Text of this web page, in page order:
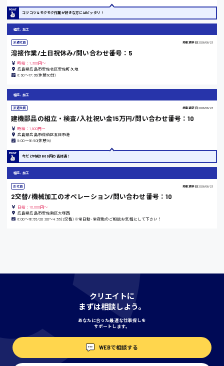
熊本県
島根県
香川県
愛知県
時給1200円〜
時給1100円〜
コツコツ＆モクモク作業が好きな方にはピッタリ！
組立、加工
派遣社員 掲載更新日 2026/06/23
溶接作業/土日祝休み/問い合わせ番号：5
時給：1,300円～
広島県広島市安佐北区安佐町久地
8:30〜17:35(休憩80分)
組立、加工
派遣社員 掲載更新日 2026/06/23
建機部品の組立・検査/入社祝い金15万円/問い合わせ番号：10
時給：1,800円～
広島県広島市佐伯区五日市港
8:00〜16:50(休憩1h)
今だけ時給1800円の高待遇！
組立、加工
正社員 掲載更新日 2026/06/23
2交替/機械加工のオペレーション/問い合わせ番号：10
日給：10,000円～
広島県広島市安佐南区大塚西
8:00〜16:55/20:00〜4:55(2交替) ※常日勤･常夜勤のご相談お気軽にして下さい！
クリエイトに
まずは相談しよう。
あなたに合った最適な仕事探しを
サポートします。
WEBで相談する